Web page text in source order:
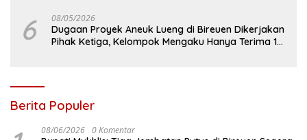
6 08/05/2026
Dugaan Proyek Aneuk Lueng di Bireuen Dikerjakan
Pihak Ketiga, Kelompok Mengaku Hanya Terima 10
Berita Populer
08/06/2026 0 Komentar